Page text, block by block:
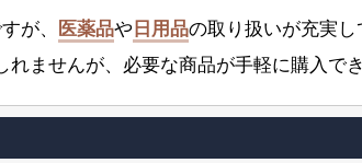
が、 医薬品や日用品の取り扱いが充実
ませんが、必要な商品が手軽に購入で